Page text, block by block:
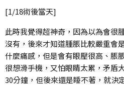
[1/18術後當天]
此時我覺得超神奇，因為以為會很
沒有，後來才知道腫脹比較嚴重會
什麼痛感，但是會有眼壓很高、脹
很想滑手機，又怕眼睛太累，矛盾
30分鐘，但後來還是睡不著，就決